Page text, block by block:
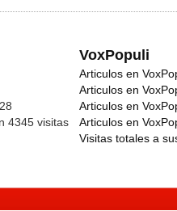
VoxPopuli
4345 visitas
Articulos en
Articulos en
Articulos en
Articulos en
Visitas totales a